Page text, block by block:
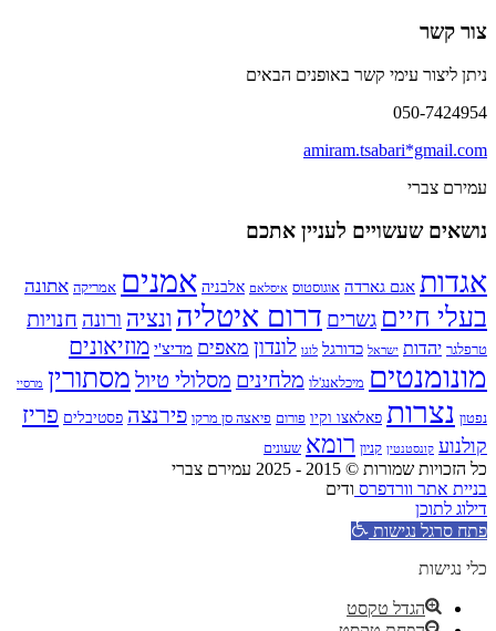
צור קשר
ניתן ליצור עימי קשר באופנים הבאים
050-7424954
amiram.tsabari*gmail.com
עמירם צברי
נושאים שעשויים לעניין אתכם
אגדות אגם גארדה אוגוסטוס איסלאם אלבניה אמנים אמריקה אתונה
בעלי חיים גשרים דרום איטליה ונציה ורונה חנויות
טרפלגר יהדות ישראל כדורגל לוגו לונדון מאפים מדיצ'י מוזיאונים
מונומנטים מיכלאנג'לו מלחינים מסלולי טיול מסתורין מרסיי
נפטון נצרות פאלאצו וקיו פורום פיאצה סן מרקו פירנצה פסטיבלים פריז
קולנוע קונסטנטין קניון רומא שעונים
כל הזכויות שמורות © 2015 - 2025 עמירם צברי
בניית אתר וורדפרס ודים
דילוג לתוכן
פתח סרגל נגישות
כלי נגישות
הגדל טקסט